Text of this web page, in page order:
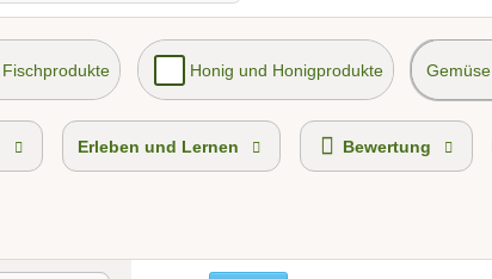
Honig und Honigprodukte Gemüse
Erleben und Lernen Bewertung